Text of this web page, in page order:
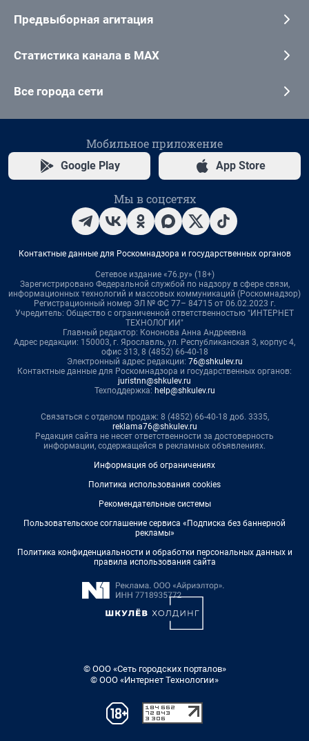
Предвыборная агитация
Статистика канала в MAX
Все города сети
Мобильное приложение
Google Play App Store
Мы в соцсетях
Контактные данные для Роскомнадзора и государственных органов
Сетевое издание «76.ру» (18+)
Зарегистрировано Федеральной службой по надзору в сфере связи,
информационных технологий и массовых коммуникаций (Роскомнадзор)
Регистрационный номер ЭЛ № ФС 77– 84715 от 06.02.2023 г.
Учредитель: Общество с ограниченной ответственностью "ИНТЕРНЕТ
ТЕХНОЛОГИИ"
Главный редактор: Кононова Анна Андреевна
Адрес редакции: 150003, г. Ярославль, ул. Республиканская 3, корпус 4,
офис 313, 8 (4852) 66-40-18
Электронный адрес редакции: 76@shkulev.ru
Контактные данные для Роскомнадзора и государственных органов:
juristnn@shkulev.ru
Техподдержка: help@shkulev.ru
Связаться с отделом продаж: 8 (4852) 66-40-18 доб. 3335,
reklama76@shkulev.ru
Редакция сайта не несет ответственности за достоверность
информации, содержащейся в рекламных объявлениях.
Информация об ограничениях
Политика использования cookies
Рекомендательные системы
Пользовательское соглашение сервиса «Подписка без баннерной
рекламы»
Политика конфиденциальности и обработки персональных данных и
правила использования сайта
© ООО «Сеть городских порталов»
© ООО «Интернет Технологии»